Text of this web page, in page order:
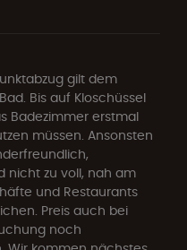
gilt dem
Bis auf Kloschüssel
Badezimmer erstmal
müssen. Ansonsten
nicht zu voll, nah am
und Restaurants
Preis auch bei
noch